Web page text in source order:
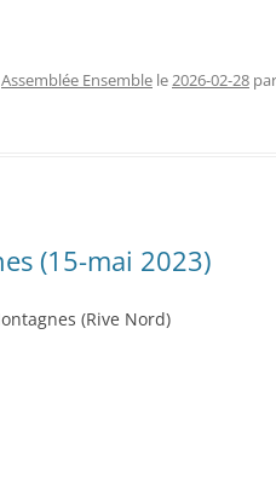
Assemblée Ensemble le2026-02-28 par
(15-mai 2023)
(Rive Nord)